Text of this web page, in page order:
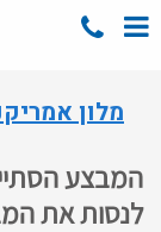
מלון
המבצע
לנסות את